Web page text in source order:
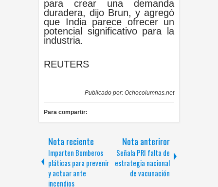
para crear una demanda
duradera, dijo Brun, y agregó
que India parece ofrecer un
‌potencial significativo para la
industria.
REUTERS
Publicado por: Ochocolumnas.net
Para compartir:
Nota reciente
Imparten Bomberos
pláticas para prevenir
y actuar ante
incendios
Nota anteriror
Señala PRI falta de
estrategia nacional
de vacunación